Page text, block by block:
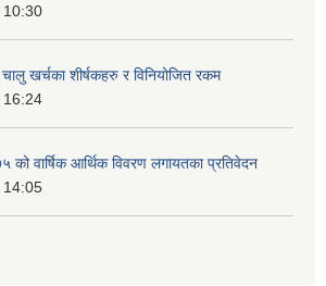
10:30
खर्चका शीर्षकहरु र विनियोजित रकम
को वार्षिक आर्थिक विवरण लगायतका प्रतिवेदन